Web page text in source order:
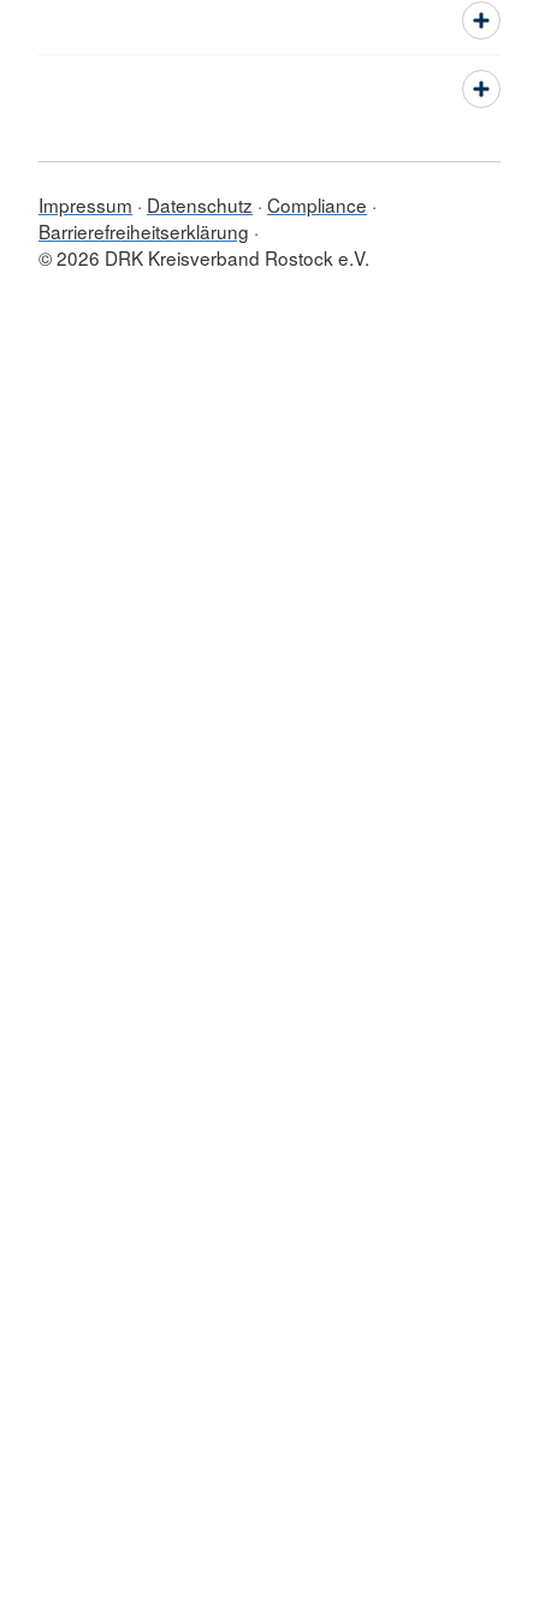
Impressum Datenschutz Compliance
Barrierefreiheitserklärung
© 2026 DRK Kreisverband Rostock e.V.